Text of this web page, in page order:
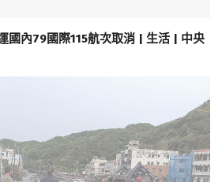
國內79國際115航次取消 | 生活 | 中央